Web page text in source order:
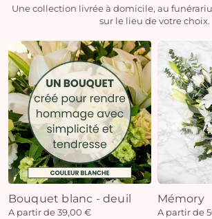
Une collection livrée à domicile, au
sur le lieu de votre choix.
Bouquet blanc - deuil
A partir de 39,00 €
Mémory
A partir de